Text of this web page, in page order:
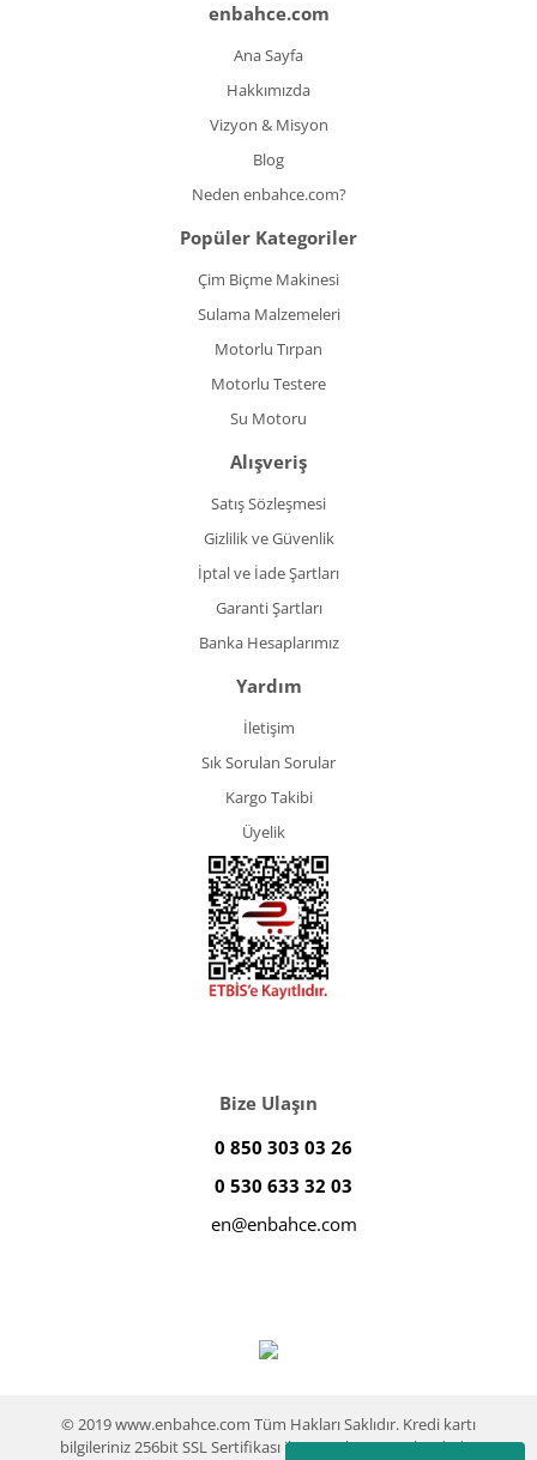
enbahce.com
Ana Sayfa
Hakkımızda
Vizyon & Misyon
Blog
Neden enbahce.com?
Popüler Kategoriler
Çim Biçme Makinesi
Sulama Malzemeleri
Motorlu Tırpan
Motorlu Testere
Su Motoru
Alışveriş
Satış Sözleşmesi
Gizlilik ve Güvenlik
İptal ve İade Şartları
Garanti Şartları
Banka Hesaplarımız
Yardım
İletişim
Sık Sorulan Sorular
Kargo Takibi
Üyelik
Bize Ulaşın
0 850 303 03 26
0 530 633 32 03
en@enbahce.com
© 2019 www.enbahce.com Tüm Hakları Saklıdır. Kredi kartı
bilgileriniz 256bit SSL Sertifikası ile %100 koruma altındadır.